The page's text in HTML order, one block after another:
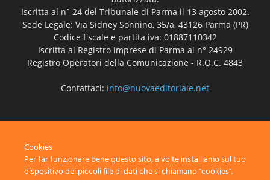
Iscritta al n° 24 del Tribunale di Parma il 13 agosto 2002.
Sede Legale: Via Sidney Sonnino, 35/a, 43126 Parma (PR)
Codice fiscale e partita iva: 01887110342
Iscritta al Registro imprese di Parma al n° 24929
Registro Operatori della Comunicazione - R.O.C. 4843
Contattaci: info@nuovaeditoriale.net
Cookies
Per far funzionare bene questo sito, a volte installiamo sul tuo
dispositivo dei piccoli file di dati che si chiamano "cookies".